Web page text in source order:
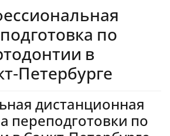
по
в
дистанционная
переподготовки по